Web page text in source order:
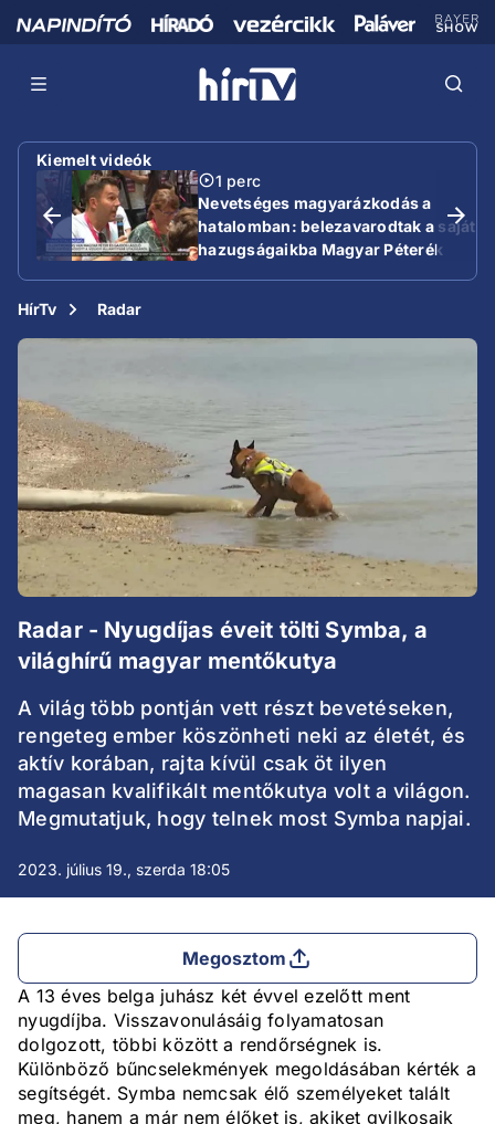
Kiemelt videók
1 perc
Nevetséges magyarázkodás a
hatalomban: belezavarodtak a saját
hazugságaikba Magyar Péterék
HírTv Radar
Radar - Nyugdíjas éveit tölti Symba, a
világhírű magyar mentőkutya
A világ több pontján vett részt bevetéseken,
rengeteg ember köszönheti neki az életét, és
aktív korában, rajta kívül csak öt ilyen
magasan kvalifikált mentőkutya volt a világon.
Megmutatjuk, hogy telnek most Symba napjai.
2023. július 19., szerda 18:05
Megosztom
A 13 éves belga juhász két évvel ezelőtt ment
nyugdíjba. Visszavonulásáig folyamatosan
dolgozott, többi között a rendőrségnek is.
Különböző bűncselekmények megoldásában kérték a
segítségét. Symba nemcsak élő személyeket talált
meg, hanem a már nem élőket is, akiket gyilkosaik